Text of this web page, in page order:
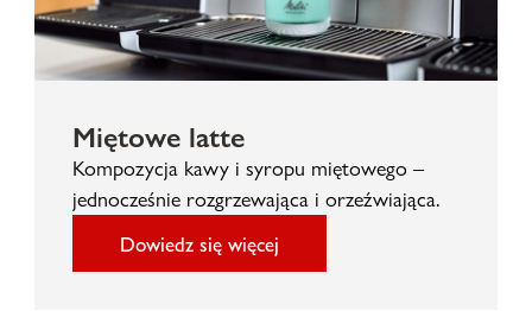
Miętowe latte
Kompozycja kawy i syropu miętowego –
jednocześnie rozgrzewająca i orzeźwiająca.
Dowiedz się więcej